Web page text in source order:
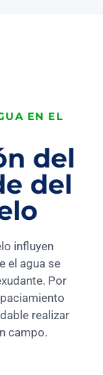
EN EL
del
del
influyen
el agua se
Por
realizar
campo.